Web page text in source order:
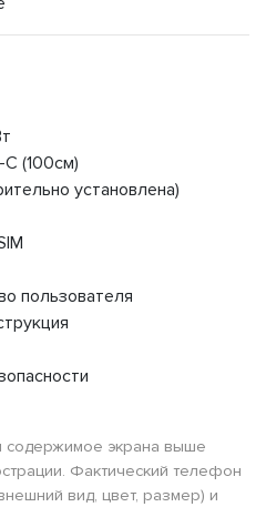
(100см)
установлена)
пользователя
экрана выше
Фактический телефон
вид, цвет, размер) и